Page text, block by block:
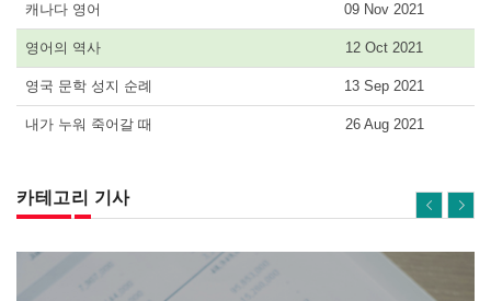
캐나다 영어 09 Nov 2021
영어의 역사 12 Oct 2021
영국 문학 성지 순례 13 Sep 2021
내가 누워 죽어갈 때 26 Aug 2021
카테고리 기사